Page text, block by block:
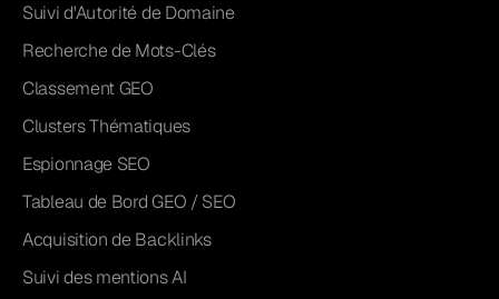
Suivi d'Autorité de Domaine
Recherche de Mots-Clés
Classement GEO
Clusters Thématiques
Espionnage SEO
Tableau de Bord GEO / SEO
Acquisition de Backlinks
Suivi des mentions AI